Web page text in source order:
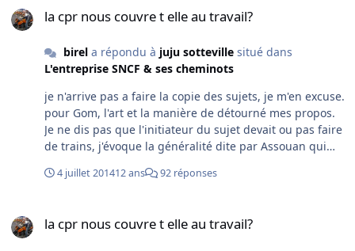
la cpr nous couvre t elle au travail?
birela répondu à juju sottevillesitué dans
L'entreprise SNCF & ses cheminots
je n'arrive pas a faire la copie des sujets, je m'en excuse.
pour Gom, l'art et la manière de détourné mes propos.
Je ne dis pas que l'initiateur du sujet devait ou pas faire
de trains, j'évoque la généralité dite par Assouan qui
raison, pour donner du crédit à la déclaration d'accident
absolument rien d'autre.
4 juillet 201412 ans 92 réponses
la cpr nous couvre t elle au travail?